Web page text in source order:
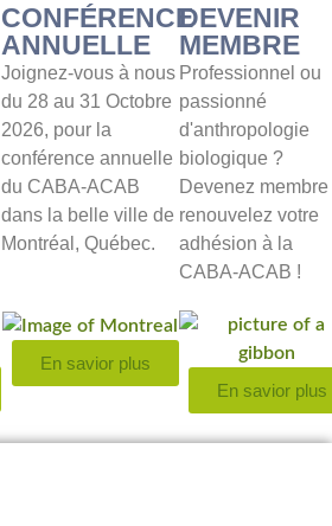
CONFÉRENCE
ANNUELLE
Joignez-vous à nous
du 28 au 31 Octobre
2026, pour la
conférence annuelle
du CABA-ACAB
dans la belle ville de
Montréal, Québec.
En savior plus
DEVENIR
MEMBRE
Professionnel ou
passionné
d'anthropologie
biologique ?
Devenez membre
renouvelez votre
adhésion à la
CABA-ACAB !
En savior plus